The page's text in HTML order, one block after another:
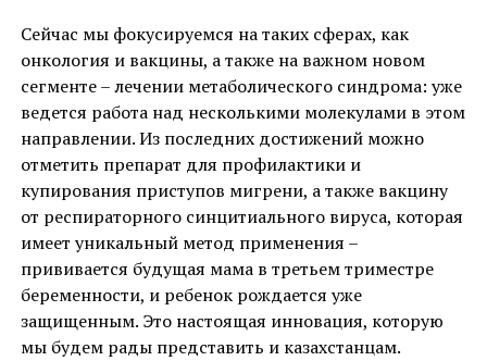
Сейчас мы фокусируемся на таких сферах, как
онкология и вакцины, а также на важном новом
сегменте – лечении метаболического синдрома: уже
ведется работа над несколькими молекулами в этом
направлении. Из последних достижений можно
отметить препарат для профилактики и
купирования приступов мигрени, а также вакцину
от респираторного синцитиального вируса, которая
имеет уникальный метод применения –
прививается будущая мама в третьем триместре
беременности, и ребенок рождается уже
защищенным. Это настоящая инновация, которую
мы будем рады представить и казахстанцам.